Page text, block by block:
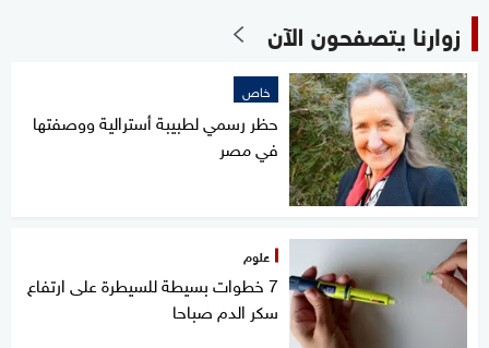
زوارنا يتصفحون الآن
خاص
حظر رسمي لطبيبة أسترالية ووصفتها
في مصر
علوم
7 خطوات بسيطة للسيطرة على ارتفاع
سكر الدم صباحا